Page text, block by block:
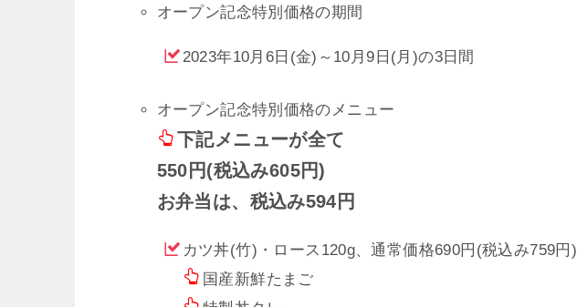
オープン記念特別価格の期間
2023年10月6日(金)～10月9日(月)の3日間
オープン記念特別価格のメニュー
下記メニューが全て
550円(税込み605円)
お弁当は、税込み594円
カツ丼(竹)・ロース120g、通常価格690円(税込み759円)
国産新鮮たまご